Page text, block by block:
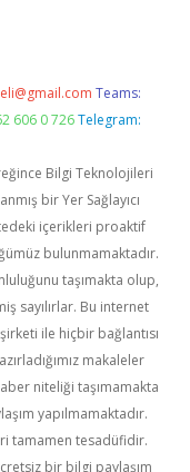
Teams:
606 0 726 Telegram:
Bilgi Teknolojileri
bir Yer Sağlayıcı
içerikleri proaktif
bulunmamaktadır.
taşımakta olup,
sayılırlar. Bu internet
ile hiçbir bağlantısı
makaleler
niteliği taşımamakta
yapılmamaktadır.
tamamen tesadüfidir.
bir bilgi paylaşım